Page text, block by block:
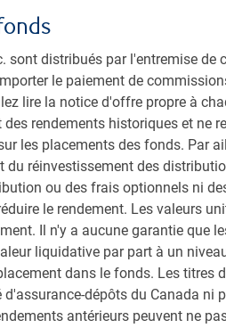
sont distribués par l'entremise
le paiement de
lire la notice d'offre propre à
rendements historiques et ne
les placements des fonds. Par
du réinvestissement des
ou des frais optionnels ni
le rendement. Les valeurs
Il n'y a aucune garantie que
liquidative par part à un
dans le fonds. Les titres
dépôts du Canada ni
antérieurs peuvent ne
analyse des sociétés repose
des sociétés et à discuter
à notre avis le cœur de la
qui se caractérise par quatre
critères ESG.
dans le cadre de notre analyse
de vue ascendant.